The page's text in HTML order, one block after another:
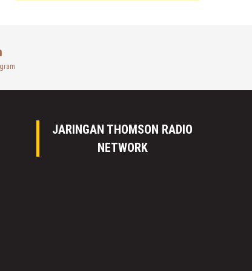
JARINGAN THOMSON RADIO
NETWORK